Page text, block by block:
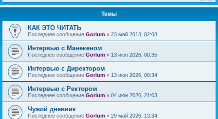
Темы
КАК ЭТО ЧИТАТЬ
Последнее сообщение Gorlum « 23 май 2013, 02:08
Интервью с Манекеном
Последнее сообщение Gorlum « 13 июн 2026, 00:35
Интервью с Директором
Последнее сообщение Gorlum « 13 июн 2026, 00:34
Интервью с Ректором
Последнее сообщение Gorlum « 04 июн 2026, 21:03
Чужой дневник
Последнее сообщение Gorlum « 29 май 2026, 13:34